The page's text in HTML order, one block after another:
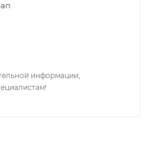
информации,